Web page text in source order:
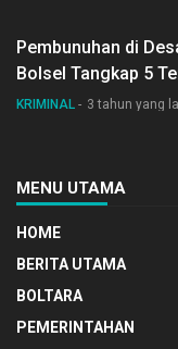
Pembunuhan di
Bolsel Tangkap 5
KRIMINAL 3 tahun yang
MENU UTAMA
HOME
BERITA UTAMA
BOLTARA
PEMERINTAHAN